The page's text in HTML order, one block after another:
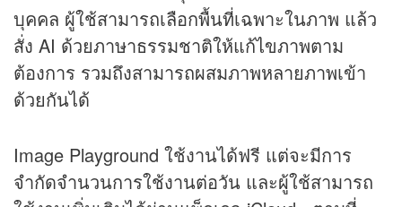
บุคคล ผู้ใช้สามารถเลือกพื้นที่เฉพาะในภาพ แล้ว
สั่ง AI ด้วยภาษาธรรมชาติให้แก้ไขภาพตาม
ต้องการ รวมถึงสามารถผสมภาพหลายภาพเข้า
ด้วยกันได้
Image Playground ใช้งานได้ฟรี แต่จะมีการ
จำกัดจำนวนการใช้งานต่อวัน และผู้ใช้สามารถ